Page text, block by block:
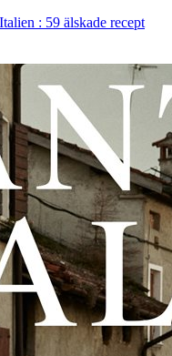
: 59 älskade recept